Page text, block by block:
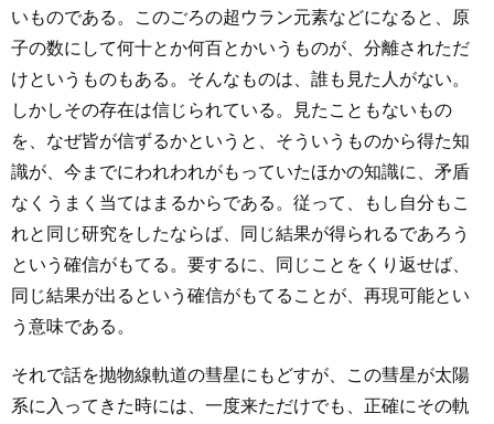
いものである。このごろの超ウラン元素などになると、原
子の数にして何十とか何百とかいうものが、分離されただ
けというものもある。そんなものは、誰も見た人がない。
しかしその存在は信じられている。見たこともないもの
を、なぜ皆が信ずるかというと、そういうものから得た知
識が、今までにわれわれがもっていたほかの知識に、矛盾
なくうまく当てはまるからである。従って、もし自分もこ
れと同じ研究をしたならば、同じ結果が得られるであろう
という確信がもてる。要するに、同じことをくり返せば、
同じ結果が出るという確信がもてることが、再現可能とい
う意味である。
それで話を抛物線軌道の彗星にもどすが、この彗星が太陽
系に入ってきた時には、一度来ただけでも、正確にその軌